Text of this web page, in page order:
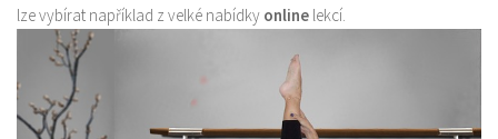
lze vybírat například z velké nabídky online lekcí.